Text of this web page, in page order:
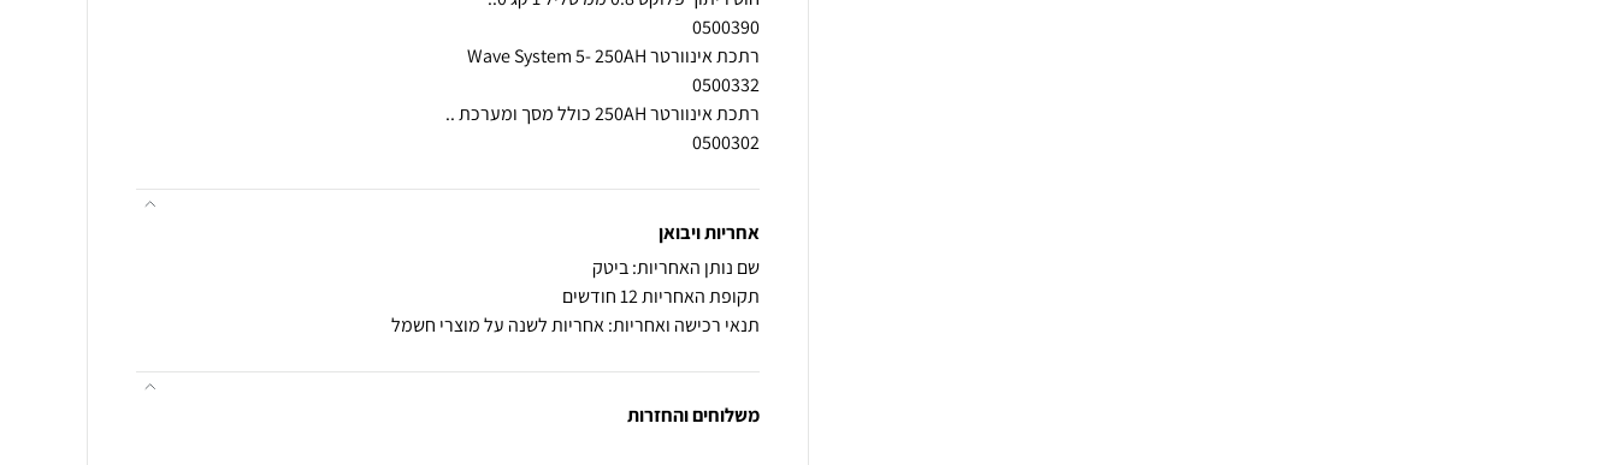
0500302
אחריות ויבואן
שם נותן האחריות: ביטק
תקופת האחריות 12 חודשים
תנאי רכישה ואחריות: אחריות לשנה על מוצרי חשמל
משלוחים והחזרות